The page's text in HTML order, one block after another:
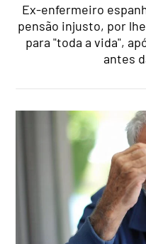
Ex-enfermeiro
pensão injusto, por
para "toda a vida",
antes